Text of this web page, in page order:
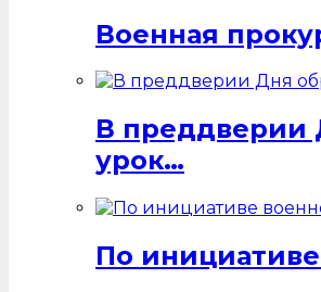
Военная
В преддверии
урок…
По